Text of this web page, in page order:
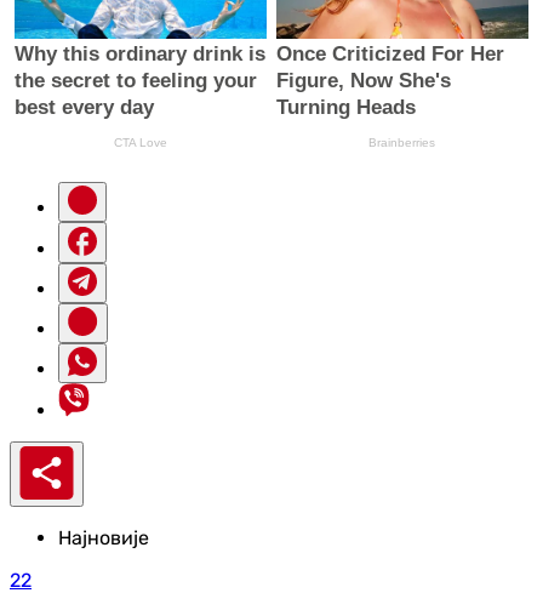
Најновије
22